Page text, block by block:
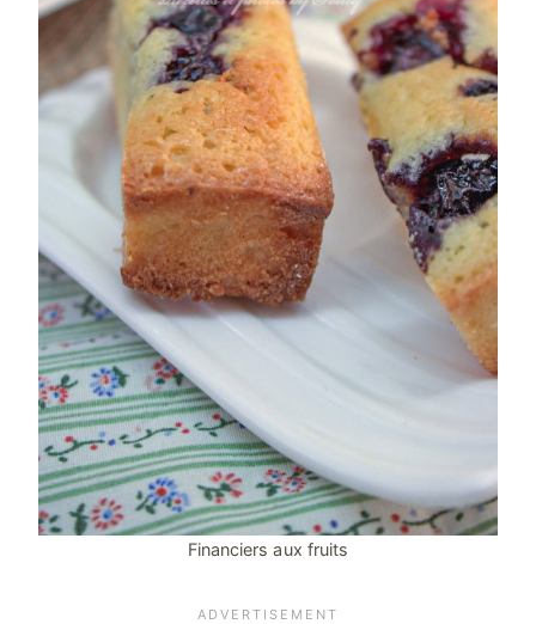
Financiers aux fruits